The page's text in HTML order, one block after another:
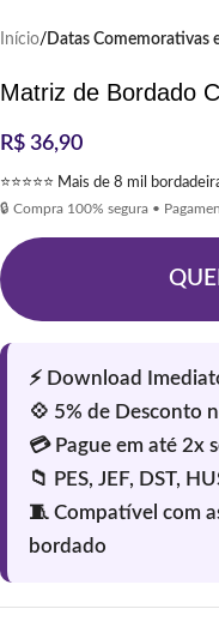
Início Datas Comemorativas
Matriz de Bordado
R$ 36,90
⭐⭐⭐⭐⭐ Mais de 8 mil
🔒 Compra 100% segura •